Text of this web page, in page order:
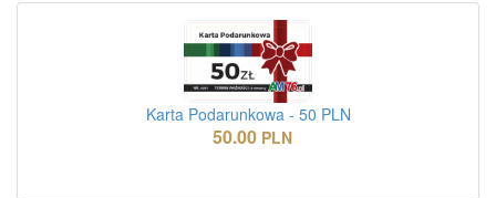
Karta Podarunkowa - 50 PLN
50.00 PLN